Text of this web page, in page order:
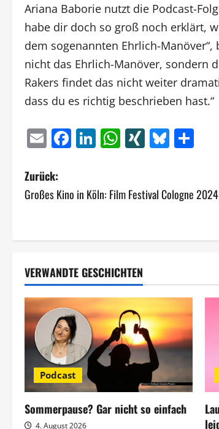
Ariana Baborie nutzt die Podcast-
habe dir doch so groß noch erklärt,
dem sogenannten Ehrlich-
nicht das Ehrlich-Manöver, sondern
Rakers findet das nicht weiter
dass du es richtig beschrieben hast.“
EmailFacebook
LinkedIn
WhatsApp
XING
B
e
r
a
g
n
a
Zurück:
Großes Kino in Köln: Film Festival Cologne
VERWANDTE GESCHICHTEN
Podcast
Sommerpause? Gar nicht so einfach
4. August 2026